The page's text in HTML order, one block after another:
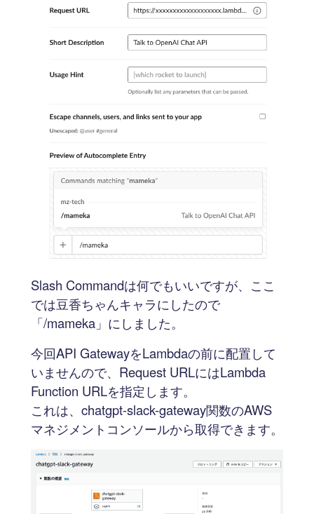
Slash Commandは何でもいいですが、ここ
では豆香ちゃんキャラにしたので
「/mameka」にしました。
今回API GatewayをLambdaの前に配置して
いませんので、Request URLにはLambda
Function URLを指定します。
これは、chatgpt-slack-gateway関数のAWS
マネジメントコンソールから取得できます。